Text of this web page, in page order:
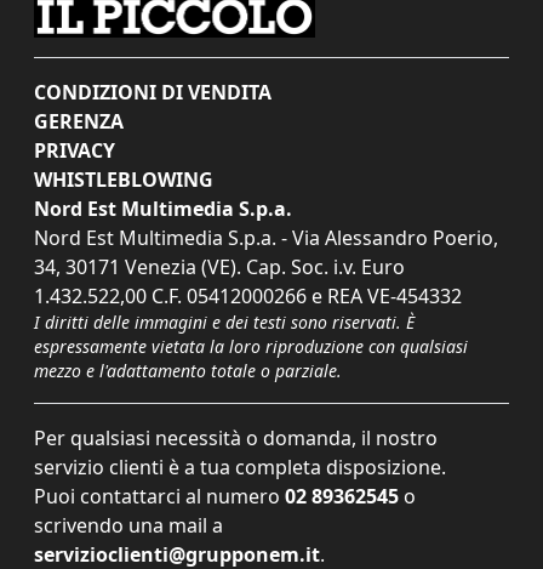
CONDIZIONI DI VENDITA
GERENZA
PRIVACY
WHISTLEBLOWING
Nord Est Multimedia S.p.a.
Nord Est Multimedia S.p.a. - Via Alessandro Poerio,
34, 30171 Venezia (VE). Cap. Soc. i.v. Euro
1.432.522,00 C.F. 05412000266 e REA VE-454332
I diritti delle immagini e dei testi sono riservati. È
espressamente vietata la loro riproduzione con qualsiasi
mezzo e l'adattamento totale o parziale.
Per qualsiasi necessità o domanda, il nostro
servizio clienti è a tua completa disposizione.
Puoi contattarci al numero 02 89362545 o
scrivendo una mail a
servizioclienti@grupponem.it.